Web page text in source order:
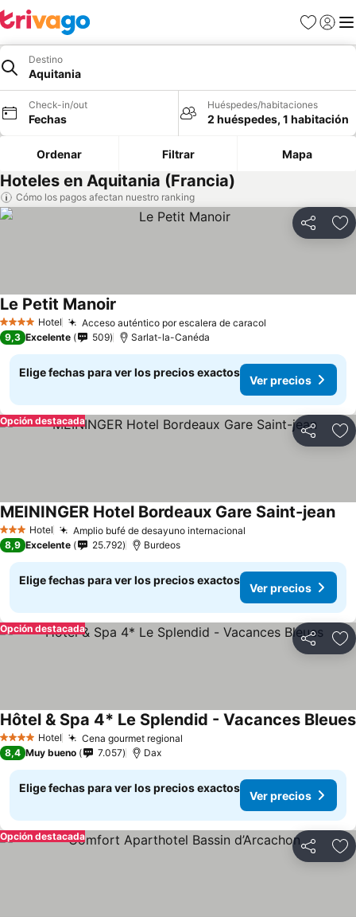
Favoritos
Iniciar
Destino
Aquitania
Check-in/out
Fechas
Huéspedes/habitaciones
2 huéspedes, 1 habitación
Ordenar Filtrar Mapa
Hoteles en Aquitania (Francia)
Cómo los pagos afectan nuestro ranking
Compartir
4 EstrellasHotel Acceso auténtico por escalera de caracol
Le Petit Manoir
9,3 Excelente 509 Sarlat-la-Canéda
Elige fechas para ver los precios exactos
Ver precios
Compartir
Opción destacada
3 Estrellas
Hotel Amplio bufé de desayuno internacional
MEININGER Hotel Bordeaux Gare Saint-jean
8,9 Excelente 25.792 Burdeos
Elige fechas para ver los precios exactos
Ver precios
Compartir
Opción destacada
4 EstrellasHotel Cena gourmet regional
Hôtel & Spa 4* Le Splendid - Vacances Bleues
8,4 Muy bueno 7.057 Dax
Elige fechas para ver los precios exactos
Ver precios
Compartir
Opción destacada